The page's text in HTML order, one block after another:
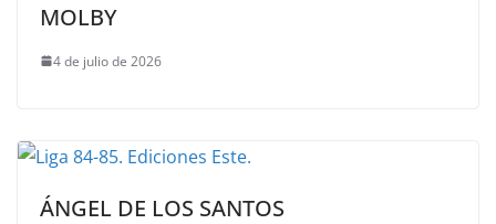
MOLBY
4 de julio de 2026
ÁNGEL DE LOS SANTOS